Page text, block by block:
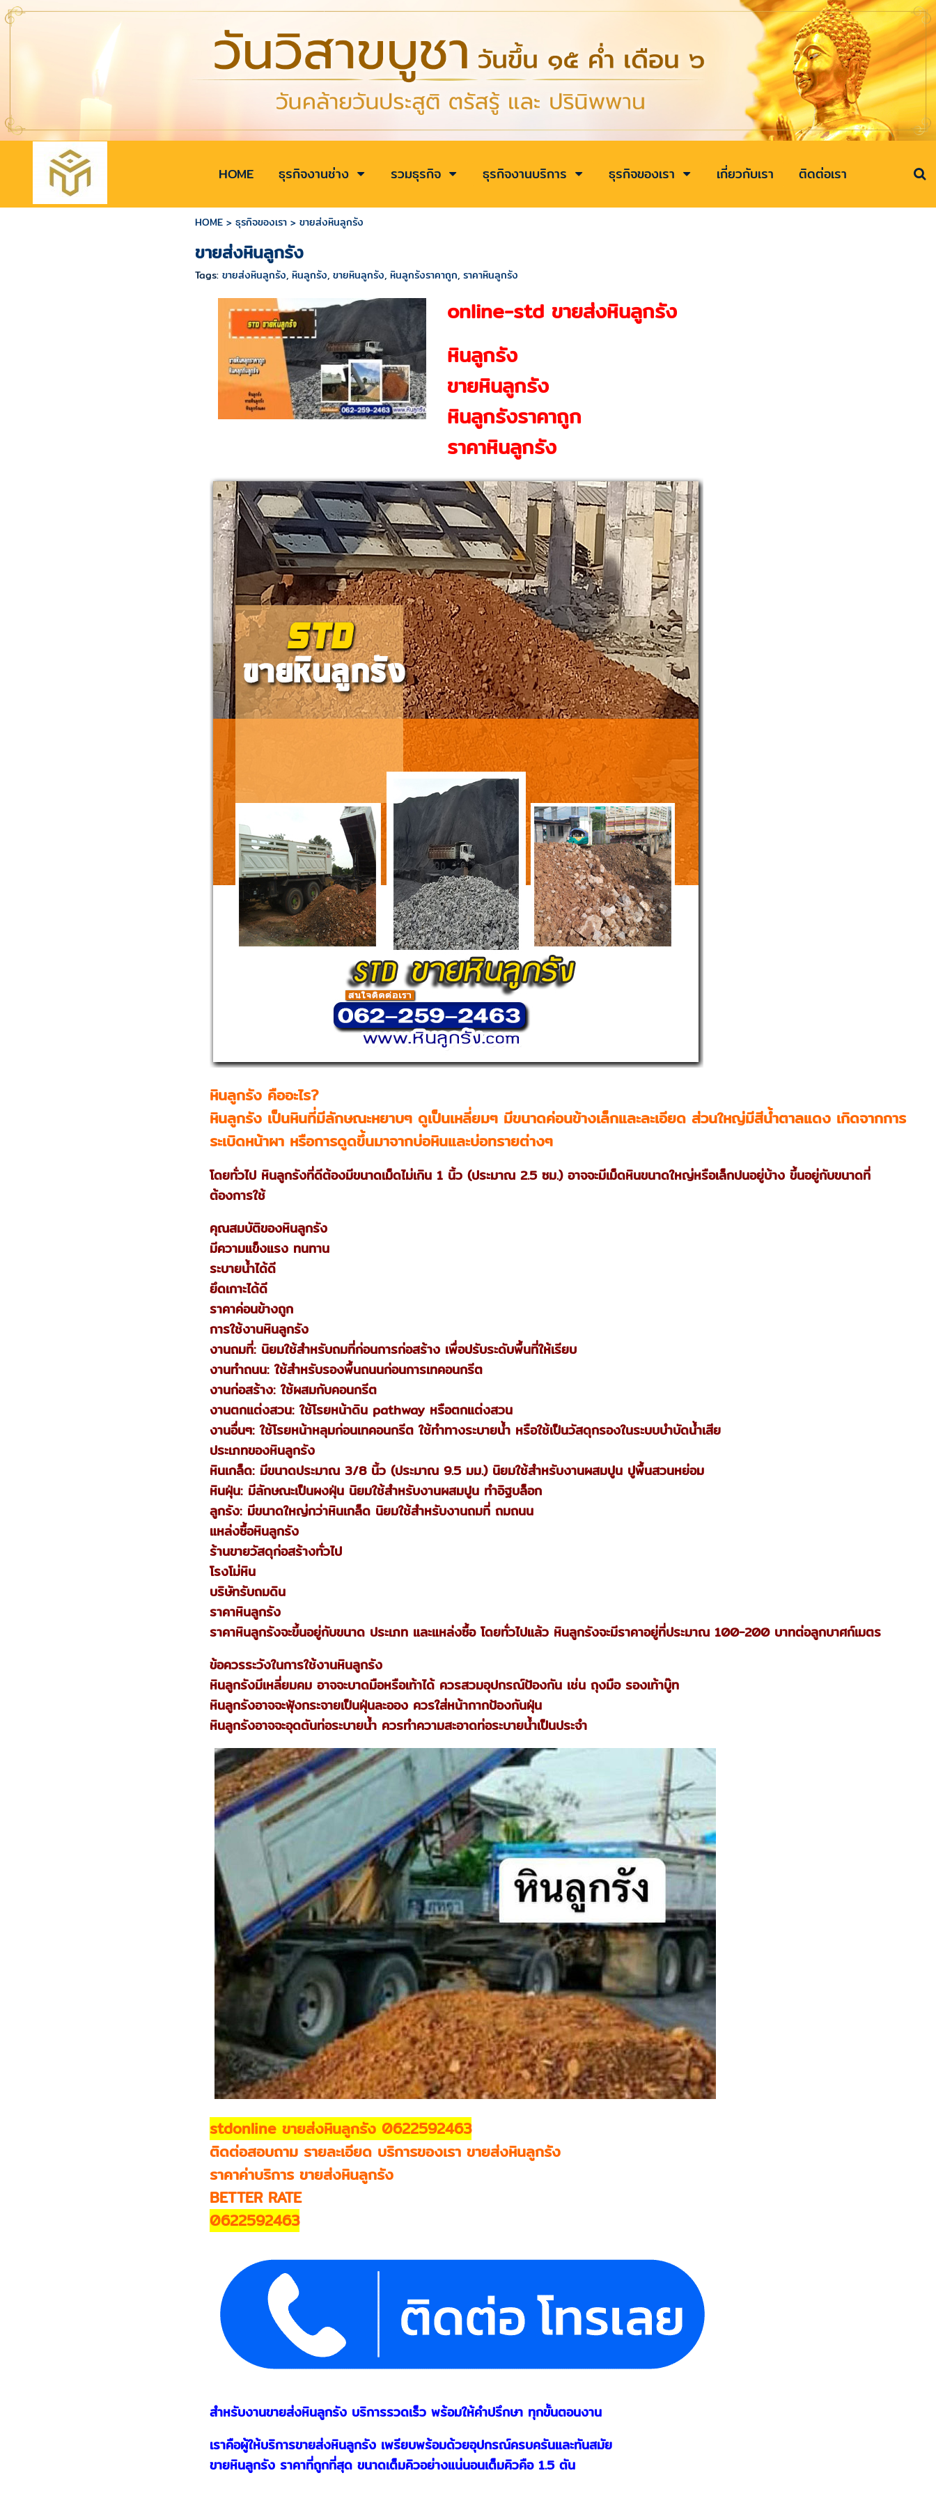
HOME ธุรกิจงานช่าง รวมธุรกิจ ธุรกิจงานบริการ ธุรกิจของเรา เกี่ยวกับเรา ติดต่อเรา
HOME> ธุรกิจของเรา> ขายส่งหินลูกรัง
ขายส่งหินลูกรัง
Tags:ขายส่งหินลูกรัง,หินลูกรัง,ขายหินลูกรัง,หินลูกรังราคาถูก,ราคาหินลูกรัง
online-std ขายส่งหินลูกรัง
หินลูกรัง
ขายหินลูกรัง
หินลูกรังราคาถูก
ราคาหินลูกรัง
หินลูกรัง คืออะไร?
หินลูกรัง เป็นหินที่มีลักษณะหยาบๆ ดูเป็นเหลี่ยมๆ มีขนาดค่อนข้างเล็กและละเอียด ส่วนใหญ่มีสีน้ำตาลแดง เกิดจากการ
ระเบิดหน้าผา หรือการดูดขึ้นมาจากบ่อหินและบ่อทรายต่างๆ
โดยทั่วไป หินลูกรังที่ดีต้องมีขนาดเม็ดไม่เกิน 1 นิ้ว (ประมาณ 2.5 ซม.) อาจจะมีเม็ดหินขนาดใหญ่หรือเล็กปนอยู่บ้าง ขึ้นอยู่กับขนาดที่
ต้องการใช้
คุณสมบัติของหินลูกรัง
มีความแข็งแรง ทนทาน
ระบายน้ำได้ดี
ยึดเกาะได้ดี
ราคาค่อนข้างถูก
การใช้งานหินลูกรัง
งานถมที่: นิยมใช้สำหรับถมที่ก่อนการก่อสร้าง เพื่อปรับระดับพื้นที่ให้เรียบ
งานทำถนน: ใช้สำหรับรองพื้นถนนก่อนการเทคอนกรีต
งานก่อสร้าง: ใช้ผสมกับคอนกรีต
งานตกแต่งสวน: ใช้โรยหน้าดิน pathway หรือตกแต่งสวน
งานอื่นๆ: ใช้โรยหน้าหลุมก่อนเทคอนกรีต ใช้ทำทางระบายน้ำ หรือใช้เป็นวัสดุกรองในระบบบำบัดน้ำเสีย
ประเภทของหินลูกรัง
หินเกล็ด: มีขนาดประมาณ 3/8 นิ้ว (ประมาณ 9.5 มม.) นิยมใช้สำหรับงานผสมปูน ปูพื้นสวนหย่อม
หินฝุ่น: มีลักษณะเป็นผงฝุ่น นิยมใช้สำหรับงานผสมปูน ทำอิฐบล็อก
ลูกรัง: มีขนาดใหญ่กว่าหินเกล็ด นิยมใช้สำหรับงานถมที่ ถมถนน
แหล่งซื้อหินลูกรัง
ร้านขายวัสดุก่อสร้างทั่วไป
โรงโม่หิน
บริษัทรับถมดิน
ราคาหินลูกรัง
ราคาหินลูกรังจะขึ้นอยู่กับขนาด ประเภท และแหล่งซื้อ โดยทั่วไปแล้ว หินลูกรังจะมีราคาอยู่ที่ประมาณ 100-200 บาทต่อลูกบาศก์เมตร
ข้อควรระวังในการใช้งานหินลูกรัง
หินลูกรังมีเหลี่ยมคม อาจจะบาดมือหรือเท้าได้ ควรสวมอุปกรณ์ป้องกัน เช่น ถุงมือ รองเท้าบู๊ท
หินลูกรังอาจจะฟุ้งกระจายเป็นฝุ่นละออง ควรใส่หน้ากากป้องกันฝุ่น
หินลูกรังอาจจะอุดตันท่อระบายน้ำ ควรทำความสะอาดท่อระบายน้ำเป็นประจำ
stdonline ขายส่งหินลูกรัง 0622592463
ติดต่อสอบถาม รายละเอียด บริการของเรา ขายส่งหินลูกรัง
ราคาค่าบริการ ขายส่งหินลูกรัง
BETTER RATE
0622592463
สำหรับงานขายส่งหินลูกรัง บริการรวดเร็ว พร้อมให้คำปรึกษา ทุกขั้นตอนงาน
เราคือผู้ให้บริการขายส่งหินลูกรัง เพรียบพร้อมด้วยอุปกรณ์ครบครันและทันสมัย
ขายหินลูกรัง ราคาที่ถูกที่สุด ขนาดเต็มคิวอย่างแน่นอนเต็มคิวคือ 1.5 ตัน